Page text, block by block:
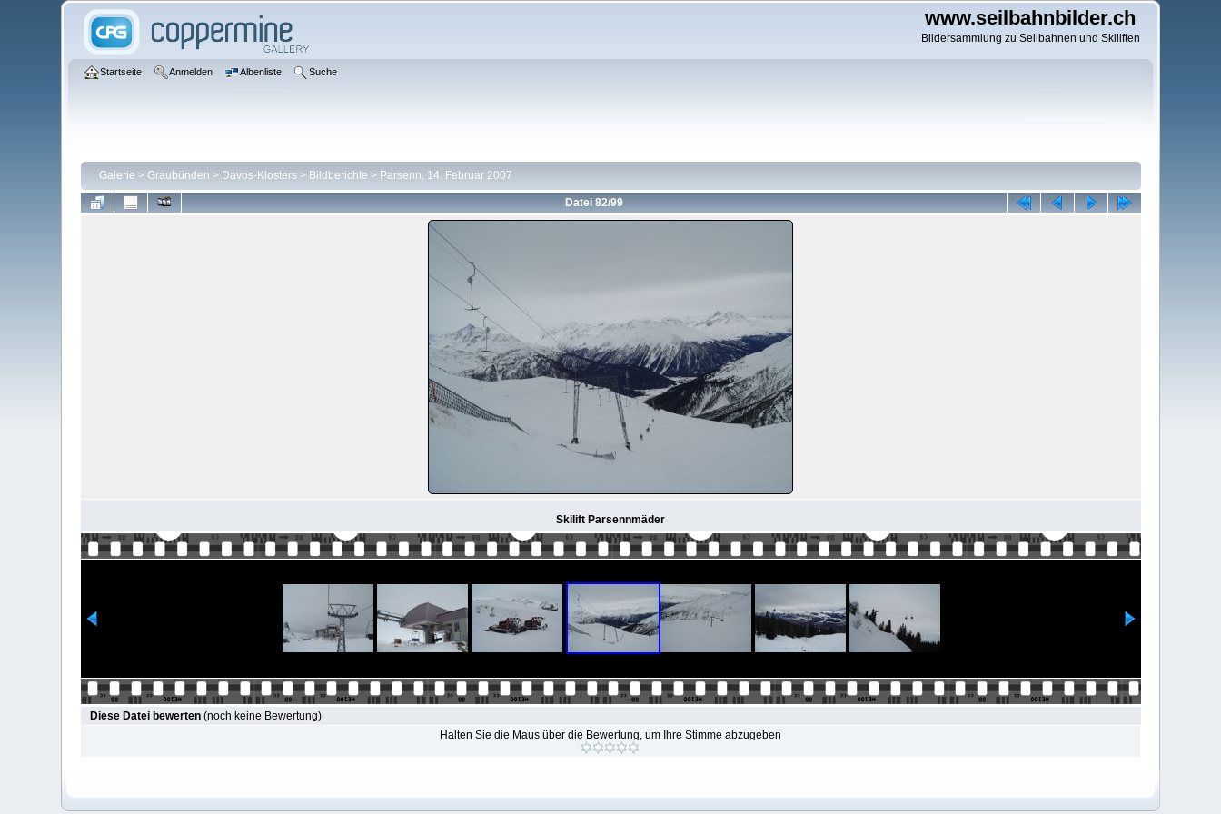
www.seilbahnbilder.ch
Bildersammlung zu Seilbahnen und Skiliften
Startseite Anmelden Albenliste Suche
Galerie > Graubünden > Davos-Klosters> Bildberichte > Parsenn, 14. Februar 2007
Datei 82/99
Skilift Parsennmäder
Diese Datei bewerten(noch keine Bewertung)
Halten Sie die Maus über die Bewertung, um Ihre Stimme abzugeben